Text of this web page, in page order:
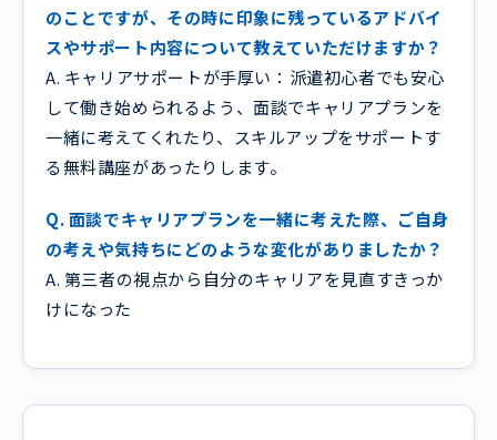
のことですが、その時に印象に残っているアドバイ
スやサポート内容について教えていただけますか？
A. キャリアサポートが手厚い：派遣初心者でも安心
して働き始められるよう、面談でキャリアプランを
一緒に考えてくれたり、スキルアップをサポートす
る無料講座があったりします。
Q. 面談でキャリアプランを一緒に考えた際、ご自身
の考えや気持ちにどのような変化がありましたか？
A. 第三者の視点から自分のキャリアを見直すきっか
けになった